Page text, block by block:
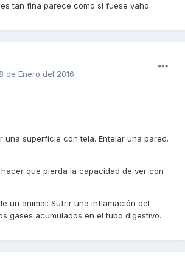
tan fina parece como si fuese vaho.
de Enero del 2016
una superficie con tela. Entelar una pared.
hacer que pierda la capacidad de ver con
un animal: Sufrir una inflamación del
gases acumulados en el tubo digestivo.